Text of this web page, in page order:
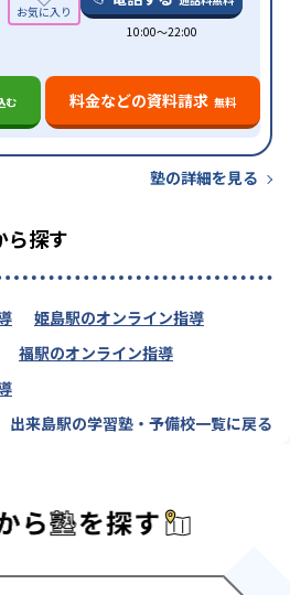
10:00〜22:00
む 料金などの資料請求 無料
塾の詳細を見る
ら探す
姫島駅のオンライン指導
福駅のオンライン指導
出来島駅の学習塾・予備校一覧に戻る